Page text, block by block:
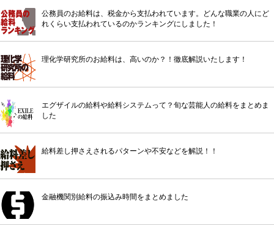
公務員のお給料は、税金から支払われています。どんな職業の人にど
れくらい支払われているのかランキングにしました！
理化学研究所のお給料は、高いのか？！徹底解説いたします！
エグザイルの給料や給料システムって？旬な芸能人の給料をまとめま
した
給料差し押さえされるパターンや不安などを解説！！
金融機関別給料の振込み時間をまとめました